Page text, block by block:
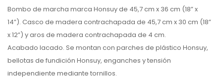
Bombo de marcha marca Honsuyde 45,7 cm x 36 cm (18” x
14”). Casco de madera contrachapada de 45,7cm x 30 cm (18”
x 12”) y aros de madera contrachapada de 4 cm.
Acabado lacado. Se montan con parches de plástico Honsuy,
bellotas de fundición Honsuy, enganches y tensión
independiente mediante tornillos.